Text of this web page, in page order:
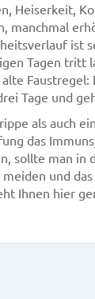
Heiserkeit,
manchmal
ist
Tagen tritt
Tage und
als auch
das
sollte man in
und
Ihnen hier